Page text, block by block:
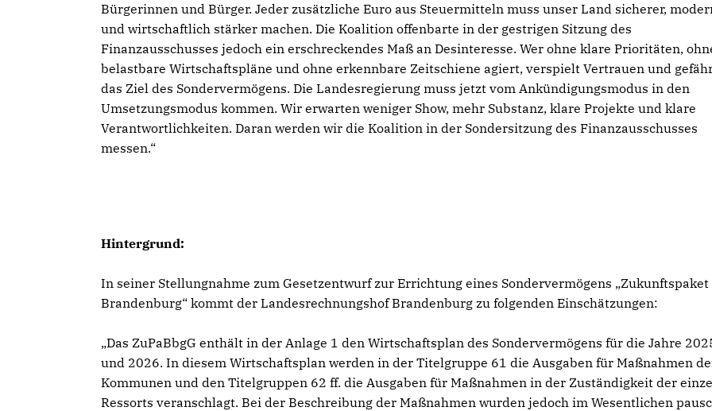
Bürgerinnen und Bürger. Jeder zusätzliche Euro aus Steuermitteln muss unser Land sicherer,
und wirtschaftlich stärker machen. Die Koalition offenbarte in der gestrigen Sitzung des
Finanzausschusses jedoch ein erschreckendes Maß an Desinteresse. Wer ohne klare Prioritäten,
belastbare Wirtschaftspläne und ohne erkennbare Zeitschiene agiert, verspielt Vertrauen und
das Ziel des Sondervermögens. Die Landesregierung muss jetzt vom Ankündigungsmodus in den
Umsetzungsmodus kommen. Wir erwarten weniger Show, mehr Substanz, klare Projekte und klare
Verantwortlichkeiten. Daran werden wir die Koalition in der Sondersitzung des Finanzausschusses
messen.“
Hintergrund:
In seiner Stellungnahme zum Gesetzentwurf zur Errichtung eines Sondervermögens „Zukunftspaket
Brandenburg“ kommt der Landesrechnungshof Brandenburg zu folgenden Einschätzungen:
Das ZuPaBbgG enthält in der Anlage 1 den Wirtschaftsplan des Sondervermögens für die Jahre
und 2026. In diesem Wirtschaftsplan werden in der Titelgruppe 61 die Ausgaben für Maßnahmen
Kommunen und den Titelgruppen 62 ff. die Ausgaben für Maßnahmen in der Zuständigkeit der
Ressorts veranschlagt. Bei der Beschreibung der Maßnahmen wurden jedoch im Wesentlichen